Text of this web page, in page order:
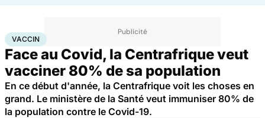
AccueilSanté Maladies infectieuses
VACCIN
Face au Covid, la Centrafrique veut
vacciner 80% de sa population
En ce début d'année, la Centrafrique voit les choses en
grand. Le ministère de la Santé veut immuniser 80% de
la population contre le Covid-19.